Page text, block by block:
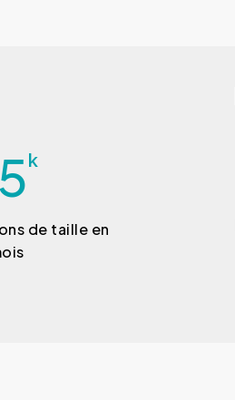
k
de taille en